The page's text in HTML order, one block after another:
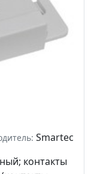
Smartec
контакты